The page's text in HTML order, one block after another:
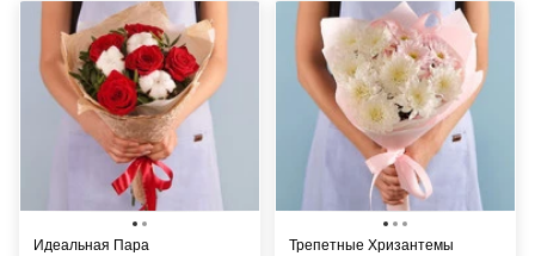
Идеальная Пара Трепетные Хризантемы